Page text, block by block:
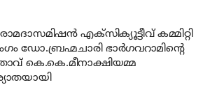
എക്‌സിക്യൂട്ടീവ് കമ്മിറ്റി
ഡോ.ബ്രഹ്മചാരി ഭാര്‍ഗവറാമിന്റെ
കെ.കെ.മീനാക്ഷിയമ്മ